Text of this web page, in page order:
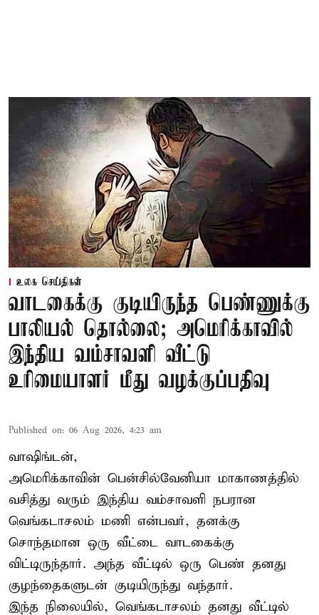
உலக செய்திகள்
வாடகைக்கு குடியிருந்த பெண்ணுக்கு
பாலியல் தொல்லை; அமெரிக்காவில்
இந்திய வம்சாவளி வீட்டு
உரிமையாளர் மீது வழக்குப்பதிவு
Published on: 06 Aug 2026, 4:23 am
வாஷிங்டன்,
அமெரிக்காவின் பென்சில்வேனியா மாகாணத்தில்
வசித்து வரும் இந்திய வம்சாவளி நபரான
வெங்கடாசலம் மணி என்பவர், தனக்கு
சொந்தமான ஒரு வீட்டை வாடகைக்கு
விட்டிருந்தார். அந்த வீட்டில் ஒரு பெண் தனது
குழந்தைகளுடன் குடியிருந்து வந்தார்.
இந்த நிலையில், வெங்கடாசலம் தனது வீட்டில்